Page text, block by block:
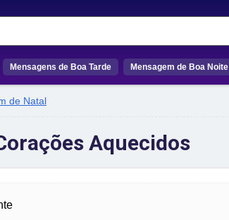
Mensagens de Boa Tarde Mensagem de Boa Noite
de Natal
Aquecidos